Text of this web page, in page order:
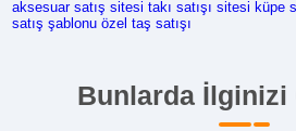
aksesuar satış sitesi takı satışı sitesi küpe
satış şablonu özel taş satışı
Bunlarda İlginizi